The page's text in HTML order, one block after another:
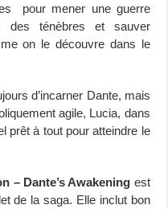
pour mener une guerre
des ténèbres et sauver
on le découvre dans le
d’incarner Dante, mais
agile, Lucia, dans
prêt à tout pour atteindre le
– Dante’s Awakening est
de la saga. Elle inclut bon